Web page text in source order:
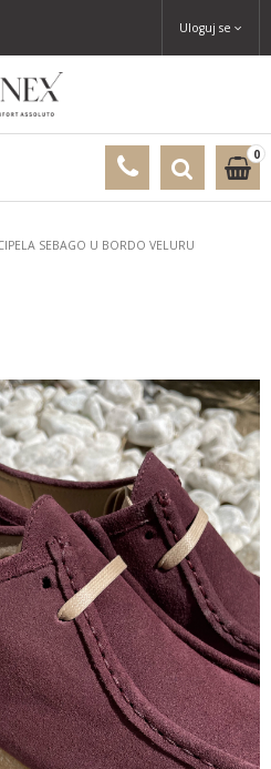
Uloguj se
0
SEBAGO U BORDO VELURU